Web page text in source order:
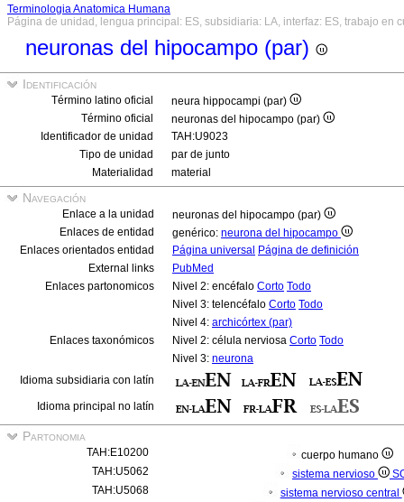
Terminologia Anatomica Humana
Página de unidad, lengua principal: ES, subsidiaria: LA, interfaz: ES, trabajo en
neuronas del hipocampo (par)
Identificación
Término latino oficial
neura hippocampi (par)
Término oficial
neuronas del hipocampo (par)
Identificador de unidad
TAH:U9023
Tipo de unidad
par de junto
Materialidad
material
Navegación
Enlace a la unidad
neuronas del hipocampo (par)
Enlaces de entidad
genérico: neurona del hipocampo
Enlaces orientados entidad
Página universal Página de definición
External links
PubMed
Enlaces partonomicos
Nivel 2: encéfalo Corto Todo
Nivel 3: telencéfalo Corto Todo
Nivel 4: archicórtex (par)
Enlaces taxonómicos
Nivel 2: célula nerviosa Corto Todo
Nivel 3: neurona
Idioma subsidiaria con latín
Idioma principal no latín
Partonomia
TAH:E10200
cuerpo humano
TAH:U5062
sistema nervioso
TAH:U5068
sistema nervioso central